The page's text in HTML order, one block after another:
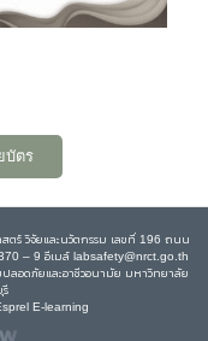
บัตร
ตร์ วิจัยและนวัตกรรม เลขที่ 196 ถนน
– 9 อีเมล์ labsafety@nrct.go.th
ลอดภัยและอาชีวอนามัย มหาวิทยาลัย
รี
E-learning